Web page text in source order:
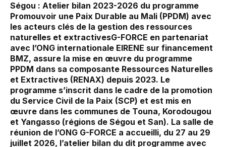
Ségou : Atelier bilan 2023-2026 du programme
Promouvoir une Paix Durable au Mali (PPDM) avec
les acteurs clés de la gestion des ressources
naturelles et extractivesG-FORCE en partenariat
avec l’ONG internationale EIRENE sur financement
BMZ, assure la mise en œuvre du programme
PPDM dans sa composante Ressources Naturelles
et Extractives (RENAX) depuis 2023. Le
programme s’inscrit dans le cadre de la promotion
du Service Civil de la Paix (SCP) et est mis en
œuvre dans les communes de Touna, Korodougou
et Yangasso (régions de Ségou et San). La salle de
réunion de l’ONG G-FORCE a accueilli, du 27 au 29
juillet 2026, l’atelier bilan du dit programme avec